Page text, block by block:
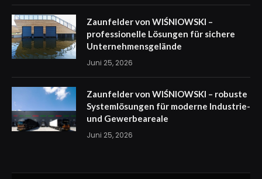
Zaunfelder von WIŚNIOWSKI –
professionelle Lösungen für sichere
Unternehmensgelände
Juni 25, 2026
Zaunfelder von WIŚNIOWSKI – robuste
Systemlösungen für moderne Industrie-
und Gewerbeareale
Juni 25, 2026